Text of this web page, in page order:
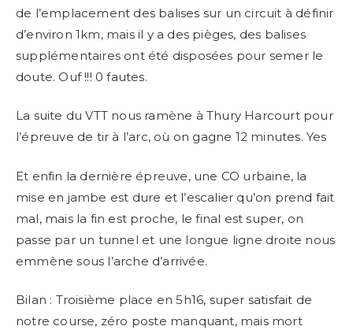
de l’emplacement des balises sur un circuit à définir
d’environ 1km, mais il y a des pièges, des balises
supplémentaires ont été disposées pour semer le
doute. Ouf !!! 0 fautes.
La suite du VTT nous ramène à Thury Harcourt pour
l’épreuve de tir à l’arc, où on gagne 12 minutes. Yes
Et enfin la dernière épreuve, une CO urbaine, la
mise en jambe est dure et l’escalier qu’on prend fait
mal, mais la fin est proche, le final est super, on
passe par un tunnel et une longue ligne droite nous
emmène sous l’arche d’arrivée.
Bilan : Troisième place en 5h16, super satisfait de
notre course, zéro poste manquant, mais mort